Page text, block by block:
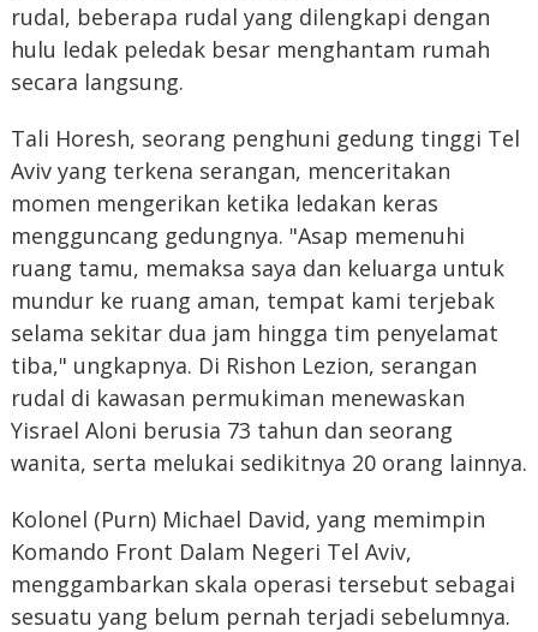
rudal, beberapa rudal yang dilengkapi dengan
hulu ledak peledak besar menghantam rumah
secara langsung.
Tali Horesh, seorang penghuni gedung tinggi Tel
Aviv yang terkena serangan, menceritakan
momen mengerikan ketika ledakan keras
mengguncang gedungnya. "Asap memenuhi
ruang tamu, memaksa saya dan keluarga untuk
mundur ke ruang aman, tempat kami terjebak
selama sekitar dua jam hingga tim penyelamat
tiba," ungkapnya. Di Rishon Lezion, serangan
rudal di kawasan permukiman menewaskan
Yisrael Aloni berusia 73 tahun dan seorang
wanita, serta melukai sedikitnya 20 orang lainnya.
Kolonel (Purn) Michael David, yang memimpin
Komando Front Dalam Negeri Tel Aviv,
menggambarkan skala operasi tersebut sebagai
sesuatu yang belum pernah terjadi sebelumnya.